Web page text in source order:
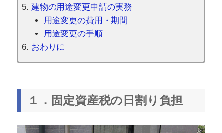
建物の用途変更申請の実務
用途変更の費用・期間
用途変更の手順
おわりに
１．固定資産税の日割り負担